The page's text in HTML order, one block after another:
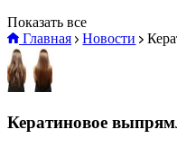
Показать все
Главная
Новости
Кератиновое